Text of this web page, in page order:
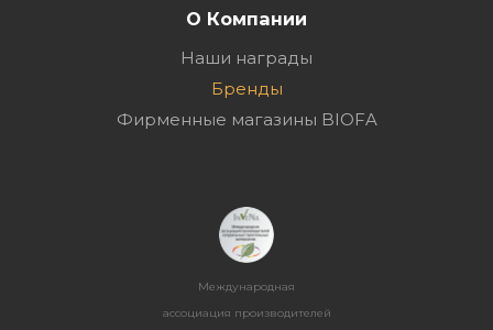
О Компании
Наши награды
Бренды
Фирменные магазины BIOFA
Международная
ассоциация производителей